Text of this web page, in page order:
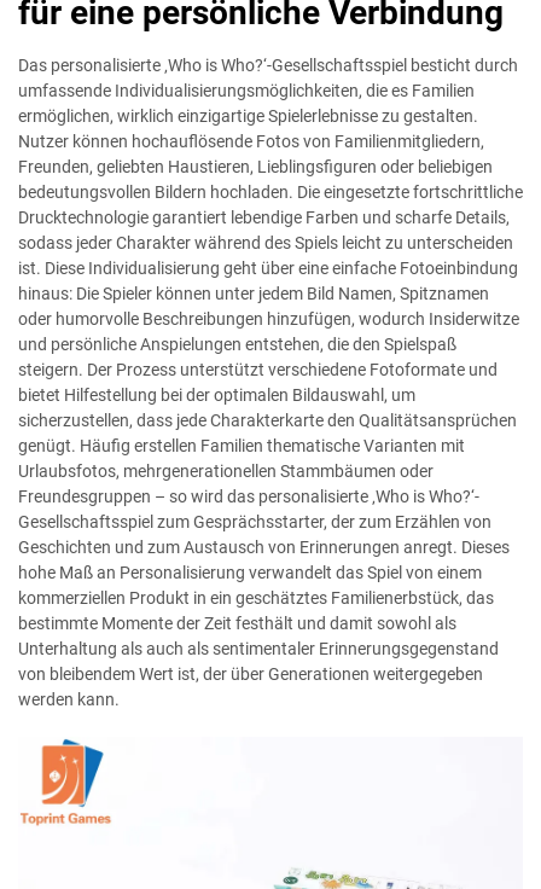
für eine persönliche Verbindung
Das personalisierte ‚Who is Who?‘-Gesellschaftsspiel besticht durch
umfassende Individualisierungsmöglichkeiten, die es Familien
ermöglichen, wirklich einzigartige Spielerlebnisse zu gestalten.
Nutzer können hochauflösende Fotos von Familienmitgliedern,
Freunden, geliebten Haustieren, Lieblingsfiguren oder beliebigen
bedeutungsvollen Bildern hochladen. Die eingesetzte fortschrittliche
Drucktechnologie garantiert lebendige Farben und scharfe Details,
sodass jeder Charakter während des Spiels leicht zu unterscheiden
ist. Diese Individualisierung geht über eine einfache Fotoeinbindung
hinaus: Die Spieler können unter jedem Bild Namen, Spitznamen
oder humorvolle Beschreibungen hinzufügen, wodurch Insiderwitze
und persönliche Anspielungen entstehen, die den Spielspaß
steigern. Der Prozess unterstützt verschiedene Fotoformate und
bietet Hilfestellung bei der optimalen Bildauswahl, um
sicherzustellen, dass jede Charakterkarte den Qualitätsansprüchen
genügt. Häufig erstellen Familien thematische Varianten mit
Urlaubsfotos, mehrgenerationellen Stammbäumen oder
Freundesgruppen – so wird das personalisierte ‚Who is Who?‘-
Gesellschaftsspiel zum Gesprächsstarter, der zum Erzählen von
Geschichten und zum Austausch von Erinnerungen anregt. Dieses
hohe Maß an Personalisierung verwandelt das Spiel von einem
kommerziellen Produkt in ein geschätztes Familienerbstück, das
bestimmte Momente der Zeit festhält und damit sowohl als
Unterhaltung als auch als sentimentaler Erinnerungsgegenstand
von bleibendem Wert ist, der über Generationen weitergegeben
werden kann.